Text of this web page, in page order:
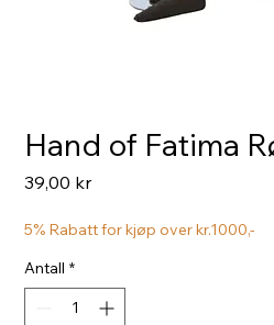
Hand of Fatima
39,00 krPris
5% Rabatt for kjøp over kr.1000,-
Antall *